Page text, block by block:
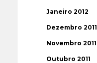
Janeiro 2012
Dezembro 2011
Novembro 2011
Outubro 2011